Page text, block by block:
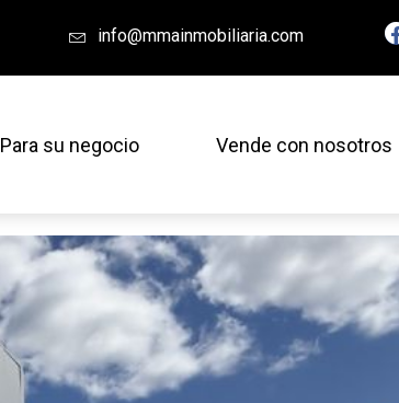
info@mmainmobiliaria.com
Para su negocio Vende con nosotros